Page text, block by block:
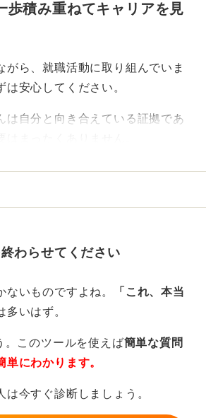
歩積み重ねてキャリアを見
ら、就職活動に取り組んでいま
安心してください。
は自分と向き合えている証拠であ
まったくありません。
「これなら好きかもしれない」と
重ねてみてください。
、もっと知りたいという興味が
が苦しいときは、走り続ける必要
んだりすることも、セルフマネ
わらせてください
いものですよね。
「これ、本当
多いはず。
。このツールを使えば簡単な質問
にわかります。
今すぐ診断しましょう。